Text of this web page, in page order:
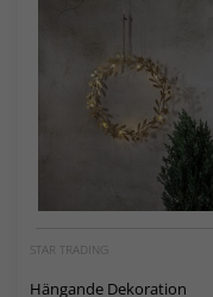
STAR TRADING
Hängande Dekoration